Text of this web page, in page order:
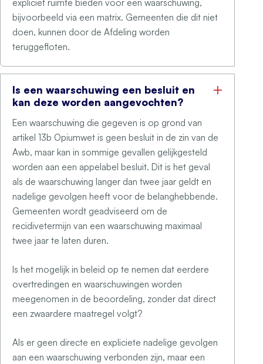
expliciet ruimte bieden voor een waarschuwing,
bijvoorbeeld via een matrix. Gemeenten die dit niet
doen, kunnen door de Afdeling worden
teruggefloten.
Is een waarschuwing een besluit en
kan deze worden aangevochten?
Een waarschuwing die gegeven is op grond van
artikel 13b Opiumwet is geen besluit in de zin van de
Awb, maar kan in sommige gevallen gelijkgesteld
worden aan een appelabel besluit. Dit is het geval
als de waarschuwing langer dan twee jaar geldt en
nadelige gevolgen heeft voor de belanghebbende.
Gemeenten wordt geadviseerd om de
recidivetermijn van een waarschuwing maximaal
twee jaar te laten duren.
Is het mogelijk in beleid op te nemen dat eerdere
overtredingen en waarschuwingen worden
meegenomen in de beoordeling, zonder dat direct
een zwaardere maatregel volgt?
Als er geen directe en expliciete nadelige gevolgen
aan een waarschuwing verbonden zijn, maar een